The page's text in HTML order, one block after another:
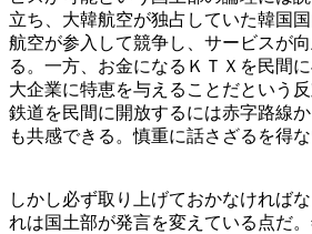
立ち、大韓航空が独占していた韓国
航空が参入して競争し、サービスが
る。一方、お金になるＫＴＸを民間
大企業に特恵を与えることだという
鉄道を民間に開放するには赤字路線
も共感できる。慎重に話さざるを得な
しかし必ず取り上げておかなければ
れは国土部が発言を変えている点だ